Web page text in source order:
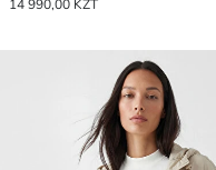
14 990,00 KZT